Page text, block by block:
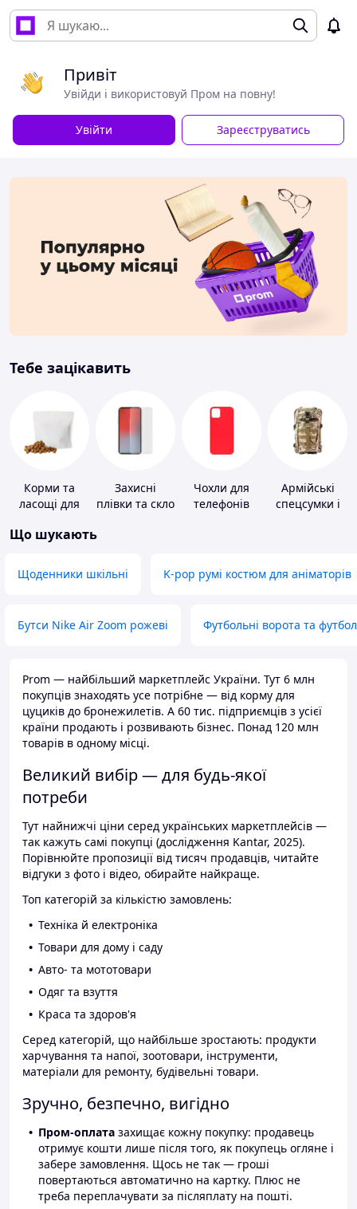
Привіт
Увійди і використовуй Пром на повну!
Увійти Зареєструватись
Тебе зацікавить
Корми та
ласощі для
тварин і
Захисні
плівки та скло
Чохли для
телефонів
Армійські
спецсумки і
Що шукають
Щоденники шкільні K-pop румі костюм для аніматорів
Бутси Nike Air Zoom рожеві Футбольні ворота та
Prom — найбільший маркетплейс України. Тут 6 млн
покупців знаходять усе потрібне — від корму для
цуциків до бронежилетів. А 60 тис. підприємців з усієї
країни продають і розвивають бізнес. Понад 120 млн
товарів в одному місці.
Великий вибір — для будь-якої
потреби
Тут найнижчі ціни серед українських маркетплейсів —
так кажуть самі покупці (дослідження Kantar, 2025).
Порівнюйте пропозиції від тисяч продавців, читайте
відгуки з фото і відео, обирайте найкраще.
Топ категорій за кількістю замовлень:
Техніка й електроніка
Товари для дому і саду
Авто- та мототовари
Одяг та взуття
Краса та здоров'я
Серед категорій, що найбільше зростають: продукти
харчування та напої, зоотовари, інструменти,
матеріали для ремонту, будівельні товари.
Зручно, безпечно, вигідно
Пром-оплата захищає кожну покупку: продавець
отримує кошти лише після того, як покупець огляне і
забере замовлення. Щось не так — гроші
повертаються автоматично на картку. Плюс не
треба переплачувати за післяплату на пошті.